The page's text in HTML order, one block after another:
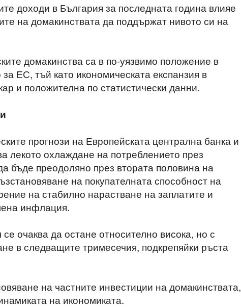
доходи в България за последната година влияе
на домакинствата да поддържат нивото си на
домакинства са в по-уязвимо положение в
ЕС, тъй като икономическата експанзия в
и положителна по статистически данни.
прогнози на Европейската централна банка и
лекото охлаждане на потреблението през
бъде преодоляно през втората половина на
на покупателната способност на
на стабилно нарастване на заплатите и
инфлация.
очаква да остане относително висока, но с
в следващите тримесечия, подкрепяйки ръста
на частните инвестиции на домакинствата,
на икономиката.